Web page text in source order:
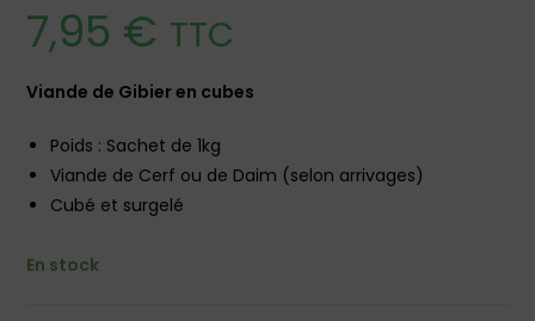
7,95 € TTC
Viande de Gibier en cubes
Poids : Sachet de 1kg
Viande de Cerf ou de Daim (selon arrivages)
Cubé et surgelé
En stock